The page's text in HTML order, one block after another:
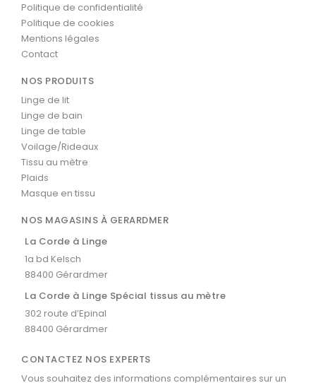
Politique de confidentialité
Politique de cookies
Mentions légales
Contact
NOS PRODUITS
Linge de lit
Linge de bain
Linge de table
Voilage/Rideaux
Tissu au mètre
Plaids
Masque en tissu
NOS MAGASINS À GERARDMER
La Corde à Linge
1a bd Kelsch
88400 Gérardmer
La Corde à Linge Spécial tissus au mètre
302 route d’Epinal
88400 Gérardmer
CONTACTEZ NOS EXPERTS
Vous souhaitez des informations complémentaires sur un